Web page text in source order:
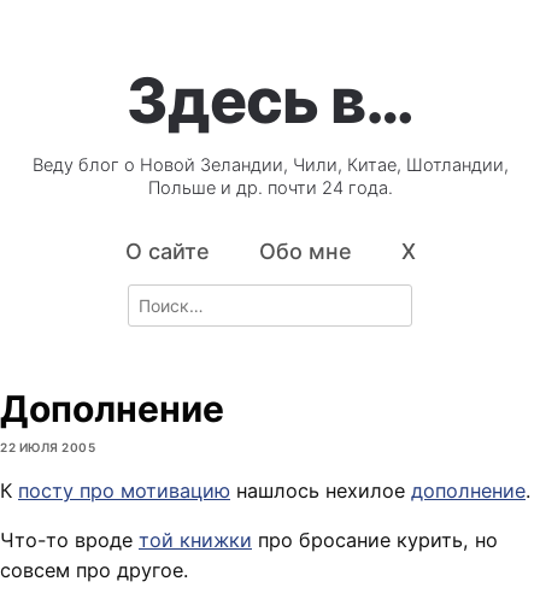
Здесь в…
Веду блог о Новой Зеландии, Чили, Китае, Шотландии,
Польше и др. почти 24 года.
О сайте Обо мне X
Search
for:
Дополнение
22 ИЮЛЯ 2005
К посту про мотивацию нашлось нехилое дополнение.
Что-то вроде той книжки про бросание курить, но
совсем про другое.